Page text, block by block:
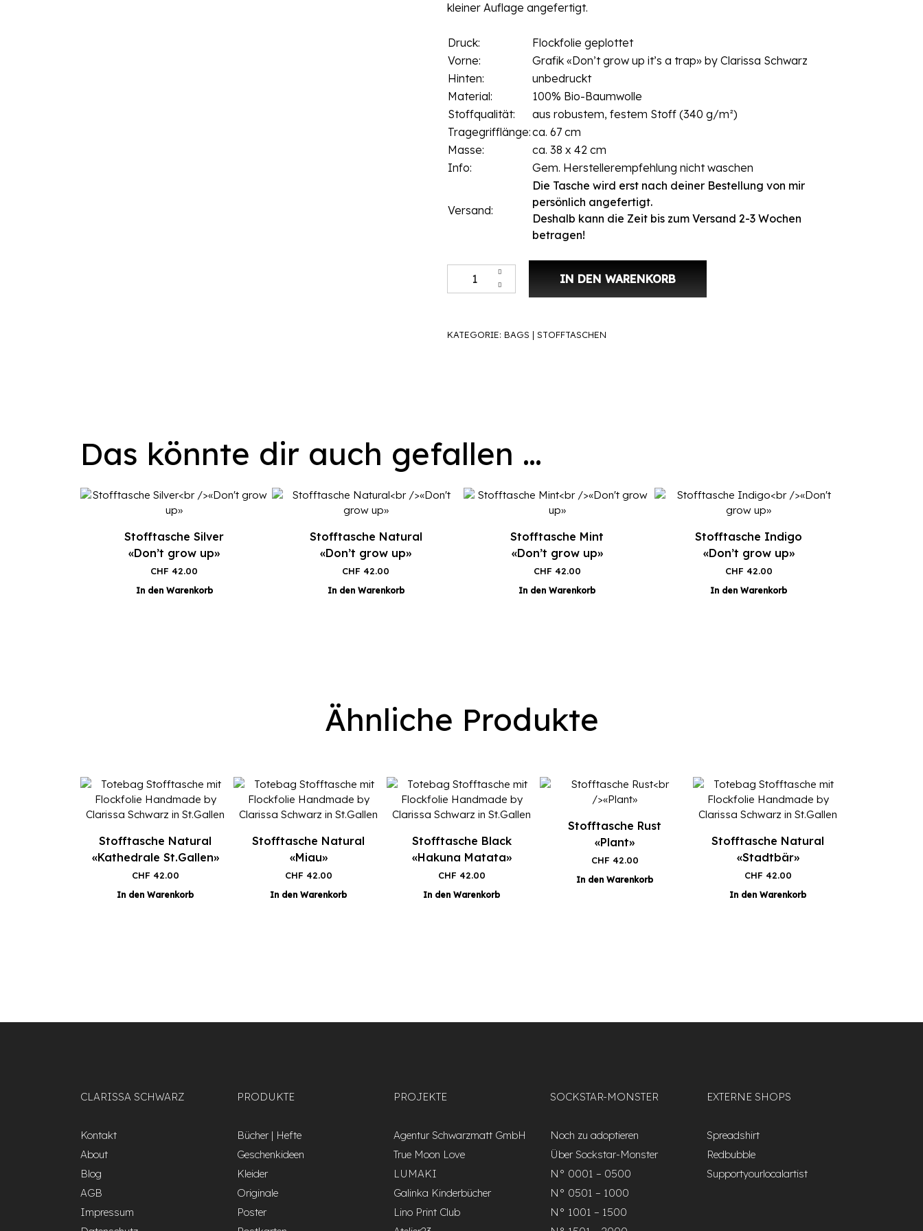
kleiner Auflage angefertigt.
Druck:
Flockfolie geplottet
Vorne:
Grafik «Don’t grow up it’s a trap» by Clarissa Schwarz
Hinten:
unbedruckt
Material:
100% Bio-Baumwolle
Stoffqualität:
aus robustem, festem Stoff (340 g/m²)
Tragegrifflänge:ca. 67 cm
Masse:
ca. 38 x 42 cm
Info:
Gem. Herstellerempfehlung nicht waschen
Versand:
Die Tasche wird erst nach deiner Bestellung von mir
persönlich angefertigt.
Deshalb kann die Zeit bis zum Versand 2-3 Wochen
betragen!
Stofftasche Senfgelb«Don't grow up» Menge
IN DEN WARENKORB
KATEGORIE: BAGS | STOFFTASCHEN
Das könnte dir auch gefallen …
Stofftasche Silver
«Don’t grow up»
CHF 42.00
In den Warenkorb
Stofftasche Natural
«Don’t grow up»
CHF 42.00
In den Warenkorb
Stofftasche Mint
«Don’t grow up»
CHF 42.00
In den Warenkorb
Stofftasche Indigo
«Don’t grow up»
CHF 42.00
In den Warenkorb
Ähnliche Produkte
Stofftasche Natural
«Kathedrale St.Gallen»
CHF 42.00
In den Warenkorb
Stofftasche Natural
«Miau»
CHF 42.00
In den Warenkorb
Stofftasche Black
«Hakuna Matata»
CHF 42.00
In den Warenkorb
Stofftasche Rust
«Plant»
CHF 42.00
In den Warenkorb
Stofftasche Natural
«Stadtbär»
CHF 42.00
In den Warenkorb
CLARISSA SCHWARZ
Kontakt
About
Blog
AGB
Impressum
PRODUKTE
Bücher | Hefte
Geschenkideen
Kleider
Originale
Poster
PROJEKTE
Agentur Schwarzmatt GmbH
True Moon Love
LUMAKI
Galinka Kinderbücher
Lino Print Club
SOCKSTAR-MONSTER
Noch zu adoptieren
Über Sockstar-Monster
N° 0001 – 0500
N° 0501 – 1000
N° 1001 – 1500
EXTERNE SHOPS
Spreadshirt
Redbubble
Supportyourlocalartist